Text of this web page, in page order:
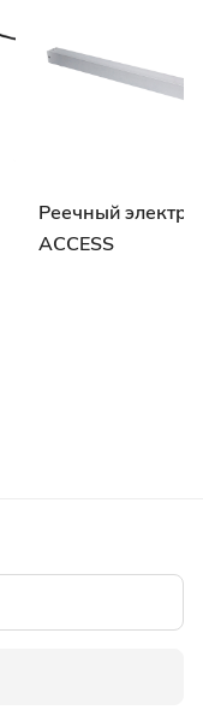
Реечный
ACCESS